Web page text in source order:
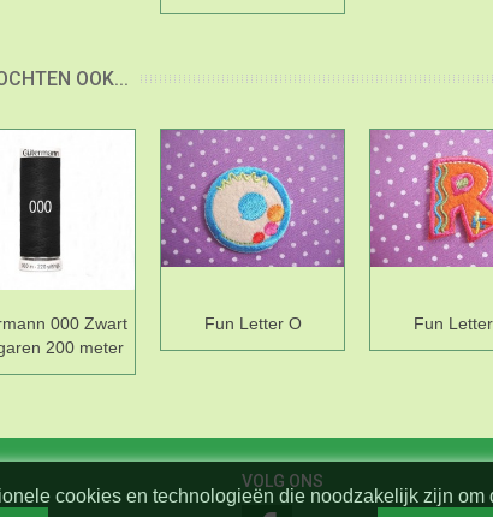
OOK...
000 Zwart
200 meter
Fun Letter O Fun
VOLG ONS
cookies en technologieën die noodzakelijk zijn